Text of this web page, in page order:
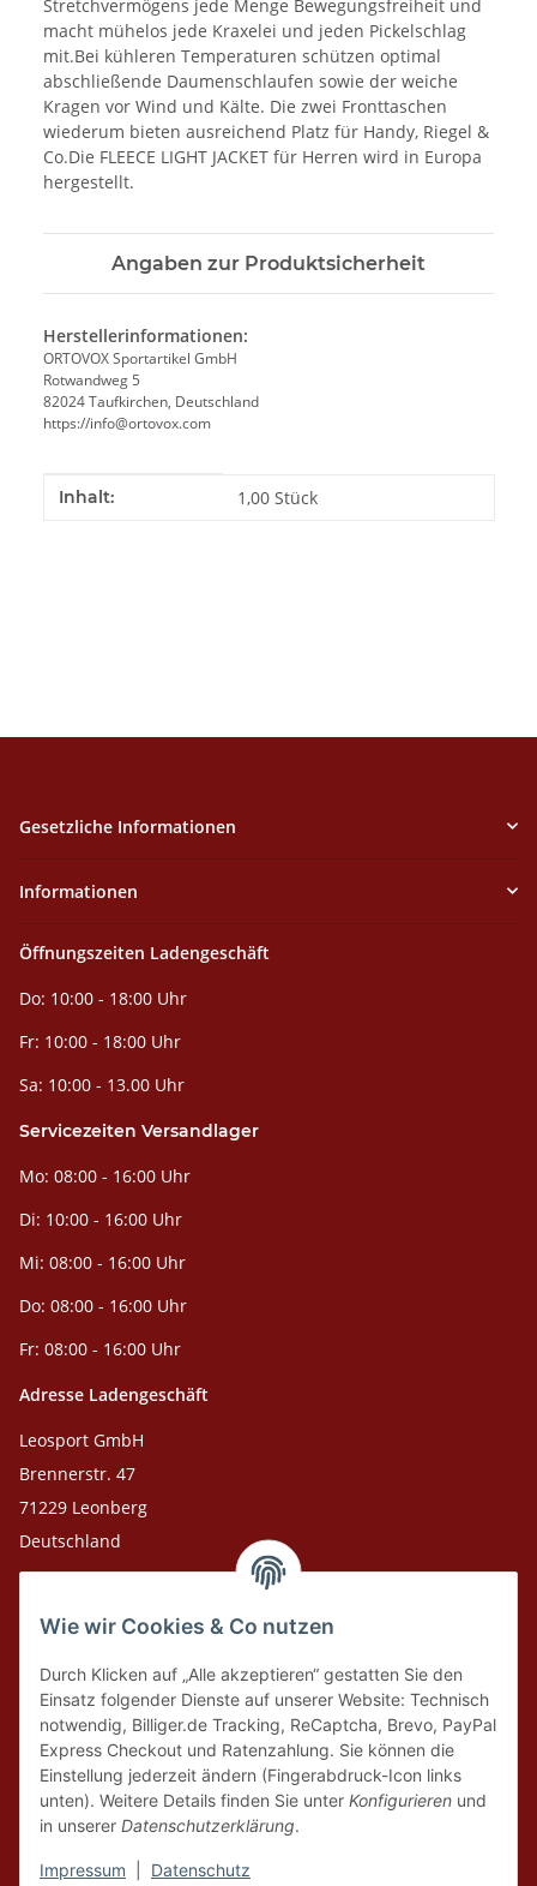
Wie wir Cookies & Co nutzen
Durch Klicken auf „Alle akzeptieren“ gestatten Sie den
Einsatz folgender Dienste auf unserer Website: Technisch
notwendig, Billiger.de Tracking, ReCaptcha, Brevo, PayPal
Express Checkout und Ratenzahlung. Sie können die
Einstellung jederzeit ändern (Fingerabdruck-Icon links
unten). Weitere Details finden Sie unter Konfigurieren und
in unserer Datenschutzerklärung.
Impressum Datenschutz
Stretchvermögens jede Menge Bewegungsfreiheit und
macht mühelos jede Kraxelei und jeden Pickelschlag
mit.Bei kühleren Temperaturen schützen optimal
abschließende Daumenschlaufen sowie der weiche
Kragen vor Wind und Kälte. Die zwei Fronttaschen
wiederum bieten ausreichend Platz für Handy, Riegel &
Co.Die FLEECE LIGHT JACKET für Herren wird in Europa
hergestellt.
Angaben zur Produktsicherheit
Herstellerinformationen:
ORTOVOX Sportartikel GmbH
Rotwandweg 5
82024 Taufkirchen, Deutschland
https://info@ortovox.com
Produkteigenschaft
Wert
Inhalt: 1,00 Stück
Gesetzliche Informationen
Informationen
Öffnungszeiten Ladengeschäft
Do: 10:00 - 18:00 Uhr
Fr: 10:00 - 18:00 Uhr
Sa: 10:00 - 13.00 Uhr
Servicezeiten Versandlager
Mo: 08:00 - 16:00 Uhr
Di: 10:00 - 16:00 Uhr
Mi: 08:00 - 16:00 Uhr
Do: 08:00 - 16:00 Uhr
Fr: 08:00 - 16:00 Uhr
Adresse Ladengeschäft
Leosport GmbH
Brennerstr. 47
71229 Leonberg
Deutschland
Leosport GmbH
75378 Bad Liebenzell
Tel. Laden 07152-909493
Tel. Versandlager 07052-9344380